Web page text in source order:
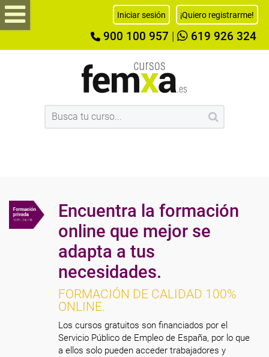
Iniciar sesión ¡Quiero registrarme!
900 100 957 619 926 324
Encuentra la formación
online que mejor se
adapta a tus
necesidades.
FORMACIÓN DE CALIDAD 100%
ONLINE.
Los cursos gratuitos son financiados por el
Servicio Público de Empleo de España, por lo que
a ellos solo pueden acceder trabajadores y